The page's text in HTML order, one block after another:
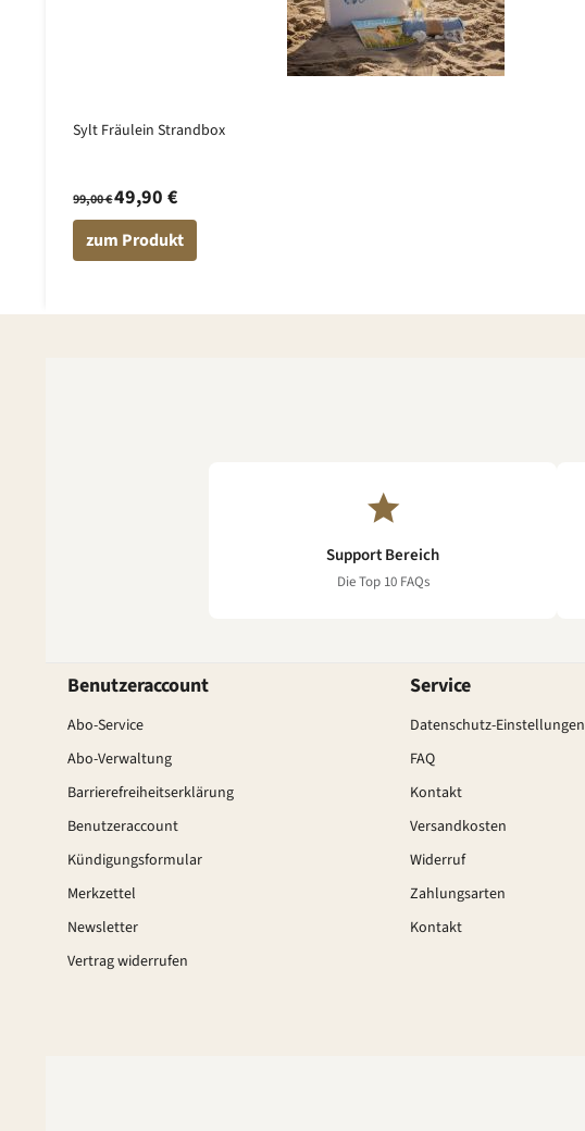
Sylt Fräulein Strandbox
99,00 €49,90 €
zum Produkt
Support Bereich
Die Top 10 FAQs
Benutzeraccount
Abo-Service
Abo-Verwaltung
Barrierefreiheitserklärung
Benutzeraccount
Kündigungsformular
Merkzettel
Newsletter
Vertrag widerrufen
Service
Datenschutz-Einstellungen
FAQ
Kontakt
Versandkosten
Widerruf
Zahlungsarten
Kontakt